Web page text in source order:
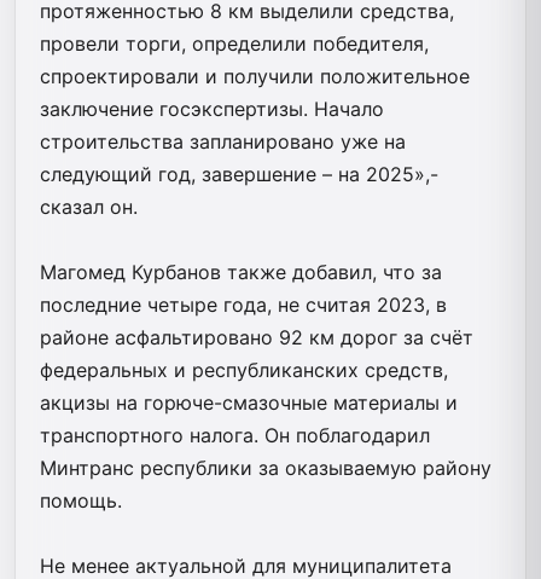
протяженностью 8 км выделили средства,
провели торги, определили победителя,
спроектировали и получили положительное
заключение госэкспертизы. Начало
строительства запланировано уже на
следующий год, завершение – на 2025»,-
сказал он.
Магомед Курбанов также добавил, что за
последние четыре года, не считая 2023, в
районе асфальтировано 92 км дорог за счёт
федеральных и республиканских средств,
акцизы на горюче-смазочные материалы и
транспортного налога. Он поблагодарил
Минтранс республики за оказываемую району
помощь.
Не менее актуальной для муниципалитета